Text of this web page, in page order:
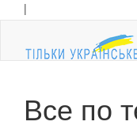
|
Все по